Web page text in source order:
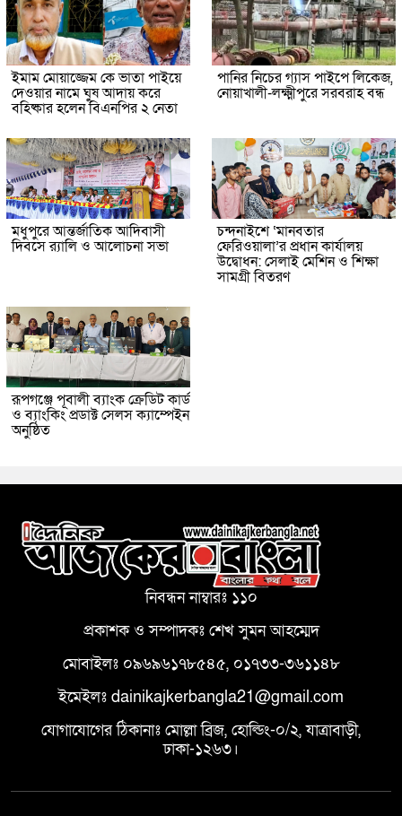
ইমাম মোয়াজ্জেম কে ভাতা পাইয়ে
দেওয়ার নামে ঘুষ আদায় করে
বহিষ্কার হলেন বিএনপির ২ নেতা
পানির নিচের গ্যাস পাইপে লিকেজ,
নোয়াখালী-লক্ষ্মীপুরে সরবরাহ বন্ধ
মধুপুরে আন্তর্জাতিক আদিবাসী
দিবসে র‍্যালি ও আলোচনা সভা
চন্দনাইশে ‘মানবতার
ফেরিওয়ালা’র প্রধান কার্যালয়
উদ্বোধন: সেলাই মেশিন ও শিক্ষা
সামগ্রী বিতরণ
রূপগঞ্জে পূবালী ব্যাংক ক্রেডিট কার্ড
ও ব্যাংকিং প্রডাক্ট সেলস ক্যাম্পেইন
অনুষ্ঠিত
নিবন্ধন নাম্বারঃ ১১০
প্রকাশক ও সম্পাদকঃ শেখ সুমন আহম্মেদ
মোবাইলঃ ০৯৬৯৬১৭৮৫৪৫, ০১৭৩৩-৩৬১১৪৮
ইমেইলঃ dainikajkerbangla21@gmail.com
যোগাযোগের ঠিকানাঃ মোল্লা ব্রিজ, হোল্ডিং-০/২, যাত্রাবাড়ী,
ঢাকা-১২৬৩।